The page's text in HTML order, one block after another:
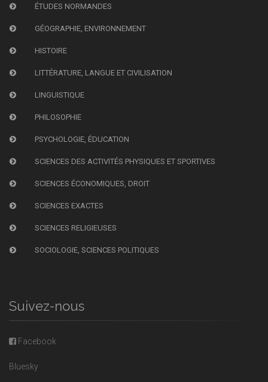
ÉTUDES NORMANDES
GÉOGRAPHIE, ENVIRONNEMENT
HISTOIRE
LITTÉRATURE, LANGUE ET CIVILISATION
LINGUISTIQUE
PHILOSOPHIE
PSYCHOLOGIE, ÉDUCATION
SCIENCES DES ACTIVITÉS PHYSIQUES ET SPORTIVES
SCIENCES ÉCONOMIQUES, DROIT
SCIENCES EXACTES
SCIENCES RELIGIEUSES
SOCIOLOGIE, SCIENCES POLITIQUES
Suivez-nous
Facebook
Bluesky